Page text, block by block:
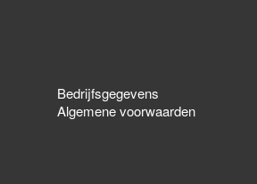
Bedrijfsgegevens
Algemene voorwaarden